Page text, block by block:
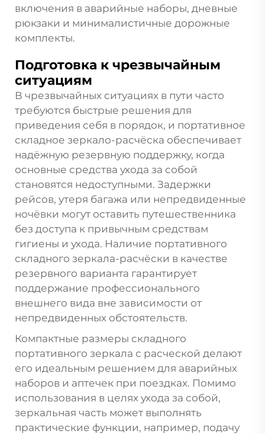
включения в аварийные наборы, дневные
рюкзаки и минималистичные дорожные
комплекты.
Подготовка к чрезвычайным
ситуациям
В чрезвычайных ситуациях в пути часто
требуются быстрые решения для
приведения себя в порядок, и портативное
складное зеркало-расчёска обеспечивает
надёжную резервную поддержку, когда
основные средства ухода за собой
становятся недоступными. Задержки
рейсов, утеря багажа или непредвиденные
ночёвки могут оставить путешественника
без доступа к привычным средствам
гигиены и ухода. Наличие портативного
складного зеркала-расчёски в качестве
резервного варианта гарантирует
поддержание профессионального
внешнего вида вне зависимости от
непредвиденных обстоятельств.
Компактные размеры складного
портативного зеркала с расческой делают
его идеальным решением для аварийных
наборов и аптечек при поездках. Помимо
использования в целях ухода за собой,
зеркальная часть может выполнять
практические функции, например, подачу